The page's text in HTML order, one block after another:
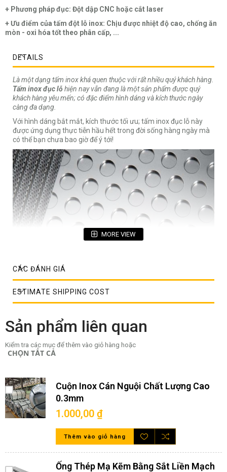
+ Phương pháp đục: Đột dập CNC hoặc cắt laser
+ Ưu điểm của tấm đột lỗ inox: Chịu được nhiệt độ cao, chống ăn
mòn - oxi hóa tốt theo phân cấp, ...
DETAILS
Là một dạng tấm inox khá quen thuộc với rất nhiều quý khách hàng.
Tấm inox đục lỗ hiện nay vẫn đang là một sản phẩm được quý
khách hàng yêu mến; có đặc điểm hình dáng và kích thước ngày
càng đa dạng.
Với hình dáng bắt mắt, kích thước tối ưu; tấm inox đục lỗ này
được ứng dụng thực tiễn hầu hết trong đời sống hàng ngày mà
có thể bạn chưa bao giờ để ý tới!
Một vài kiểu dáng mắt lỗ đột đơn giản
MORE VIEW
CÁC ĐÁNH GIÁ
ESTIMATE SHIPPING COST
Sản phẩm liên quan
Kiểm tra các mục để thêm vào giỏ hàng hoặc
CHỌN TẤT CẢ
Cuộn Inox Cán Nguội Chất Lượng Cao
0.3mm
1.000,00 ₫
Thêm vào giỏ hàng
Ống Thép Mạ Kẽm Bằng Sắt Liền Mạch